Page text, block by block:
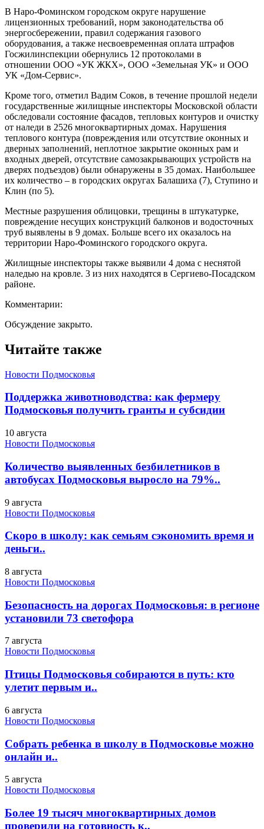
В Наро-Фоминском городском округе нарушение
лицензионных требований, норм законодательства об
энергосбережении, правил содержания газового
оборудования, а также несвоевременная оплата штрафов
Госжилинспекции обернулись 12 протоколами в
отношении ООО «УК ЖКХ», ООО «Земельная УК» и ООО
УК «Дом-Сервис».
Кроме того, отметил Вадим Соков, в течение прошлой недели
государственные жилищные инспекторы Московской области
обследовали состояние фасадов, тепловых контуров и очистку
от наледи в 2526 многоквартирных домах. Нарушения
теплового контура (повреждения или отсутствие оконных и
дверных заполнений, неплотное закрытие оконных рам и
входных дверей, отсутствие самозакрывающих устройств на
дверях подъездов) были обнаружены в 35 домах. Наибольшее
их количество – в городских округах Балашиха (7), Ступино и
Клин (по 5).
Местные разрушения облицовки, трещины в штукатурке,
повреждение несущих конструкций балконов и водосточных
труб выявлены в 9 домах. Больше всего их оказалось на
территории Наро-Фоминского городского округа.
Жилищные инспекторы также выявили 4 дома с неснятой
наледью на кровле. 3 из них находятся в Сергиево-Посадском
районе.
Комментарии:
Обсуждение закрыто.
Читайте также
Новости Подмосковья
Поддержка животноводства: как фермеру
Подмосковья получить гранты и субсидии
10 августа
Новости Подмосковья
Количество выявленных безбилетников в
автобусах Подмосковья выросло на 79%..
9 августа
Новости Подмосковья
Скоро в школу: как семьям сэкономить время и
деньги..
8 августа
Новости Подмосковья
Безопасность на дорогах Подмосковья: в регионе
установили 73 светофора
7 августа
Новости Подмосковья
Птицы Подмосковья собираются в путь: кто
улетит первым и..
6 августа
Новости Подмосковья
Собрать ребенка в школу в Подмосковье можно
онлайн и..
5 августа
Новости Подмосковья
Более 19 тысяч многоквартирных домов
проверили на готовность к..